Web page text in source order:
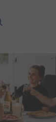
Search